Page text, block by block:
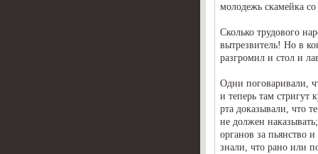
молодежь скамейка
Сколько трудового
вытрезвитель! Но в
разгромил и стол и
Одни поговаривали,
и теперь там стригут
рта доказывали, что
не должен
органов за пьянство
знали, что рано или